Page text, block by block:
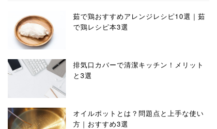
茹で鶏おすすめアレンジレシピ10選｜茹
で鶏レシピ本3選
排気口カバーで清潔キッチン！メリット
と3選
オイルポットとは？問題点と上手な使い
方｜おすすめ3選